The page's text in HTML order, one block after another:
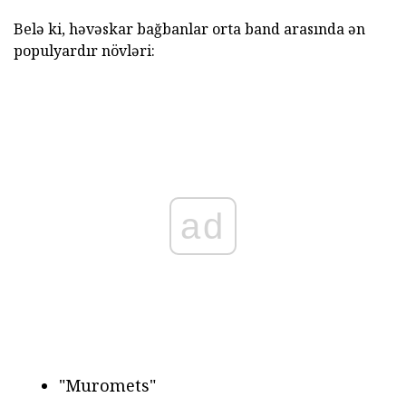
Belə ki, həvəskar bağbanlar orta band arasında ən
populyardır növləri:
ad
"Muromets"